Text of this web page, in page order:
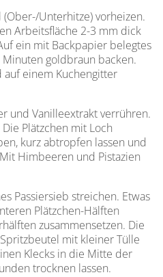
Unter­hitze) vorheizen.
Arbeitsfläche 2-3 mm dick
ein mit Backpapier belegtes
goldbraun backen.
einem Kuchengitter
und Vanilleextrakt verrühren.
Plätzchen mit Loch
kurz abtropfen lassen und
Himbeeren und Pistazien
Passiersieb streichen. Etwas
Plätzchen-Hälften
zusammensetzen. Die
mit kleiner Tülle
Klecks in die Mitte der
trocknen lassen.